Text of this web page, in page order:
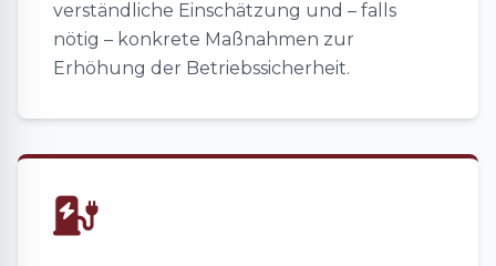
verständliche Einschätzung und – falls
nötig – konkrete Maßnahmen zur
Erhöhung der Betriebssicherheit.